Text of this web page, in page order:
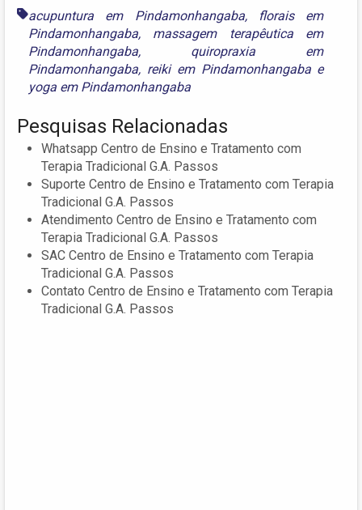
acupuntura em Pindamonhangaba,
florais em
Pindamonhangaba, massagem terapêutica em
Pindamonhangaba, quiropraxia em
Pindamonhangaba, reiki em Pindamonhangabae
yoga em Pindamonhangaba
Pesquisas Relacionadas
Whatsapp Centro de Ensino e Tratamento com
Terapia Tradicional G.A. Passos
Suporte Centro de Ensino e Tratamento com Terapia
Tradicional G.A. Passos
Atendimento Centro de Ensino e Tratamento com
Terapia Tradicional G.A. Passos
SAC Centro de Ensino e Tratamento com Terapia
Tradicional G.A. Passos
Contato Centro de Ensino e Tratamento com Terapia
Tradicional G.A. Passos